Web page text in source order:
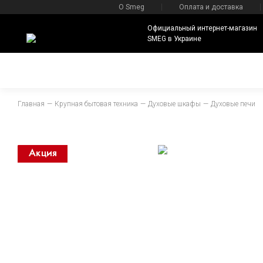
О Smeg Оплата и доставка
Официальный интернет-магазин
SMEG в Украине
Главная Крупная бытовая техника Духовые шкафы Духовые печи